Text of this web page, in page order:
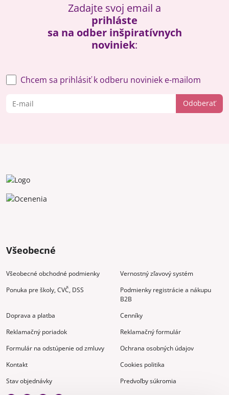
Zadajte svoj email a
prihláste
sa na odber inšpiratívnych
noviniek:
Odoberať
Chcem sa prihlásiť k odberu noviniek e-mailom
Všeobecné
Všeobecné obchodné podmienky
Vernostný zľavový systém
Ponuka pre školy, CVČ, DSS
Podmienky registrácie a nákupu
B2B
Doprava a platba
Cenníky
Reklamačný poriadok
Reklamačný formulár
Formulár na odstúpenie od zmluvy
Ochrana osobných údajov
Kontakt
Cookies politika
Stav objednávky
Predvoľby súkromia